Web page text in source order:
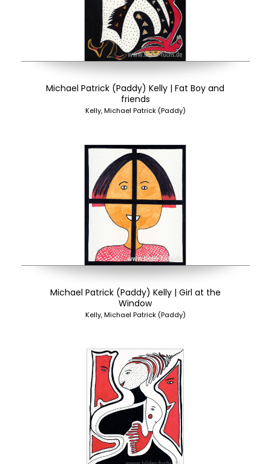
Michael Patrick (Paddy) Kelly | Fat Boy and
friends
Kelly, Michael Patrick (Paddy)
Michael Patrick (Paddy) Kelly | Girl at the
Window
Kelly, Michael Patrick (Paddy)